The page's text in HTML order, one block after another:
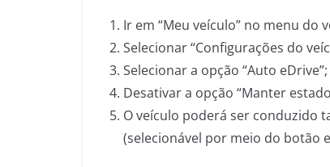
Ir em “Meu veículo” no menu do
Selecionar “Configurações do
Selecionar a opção “Auto eDrive”;
Desativar a opção “Manter
O veículo poderá ser conduzido
(selecionável por meio do botão